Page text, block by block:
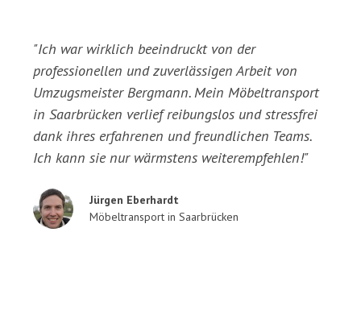
"Ich war wirklich beeindruckt von der
professionellen und zuverlässigen Arbeit von
Umzugsmeister Bergmann. Mein Möbeltransport
in Saarbrücken verlief reibungslos und stressfrei
dank ihres erfahrenen und freundlichen Teams.
Ich kann sie nur wärmstens weiterempfehlen!"
Jürgen Eberhardt
Möbeltransport in Saarbrücken